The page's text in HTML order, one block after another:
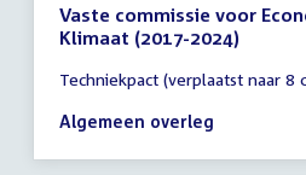
Vaste commissie voor
Klimaat (2017-2024)
vergadering
14:30
17:30
Techniekpact (verplaatst naar 8
Algemeen overleg